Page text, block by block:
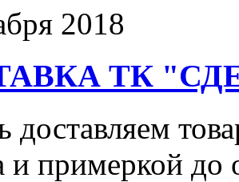
2018
ТК
доставляем
и примеркой